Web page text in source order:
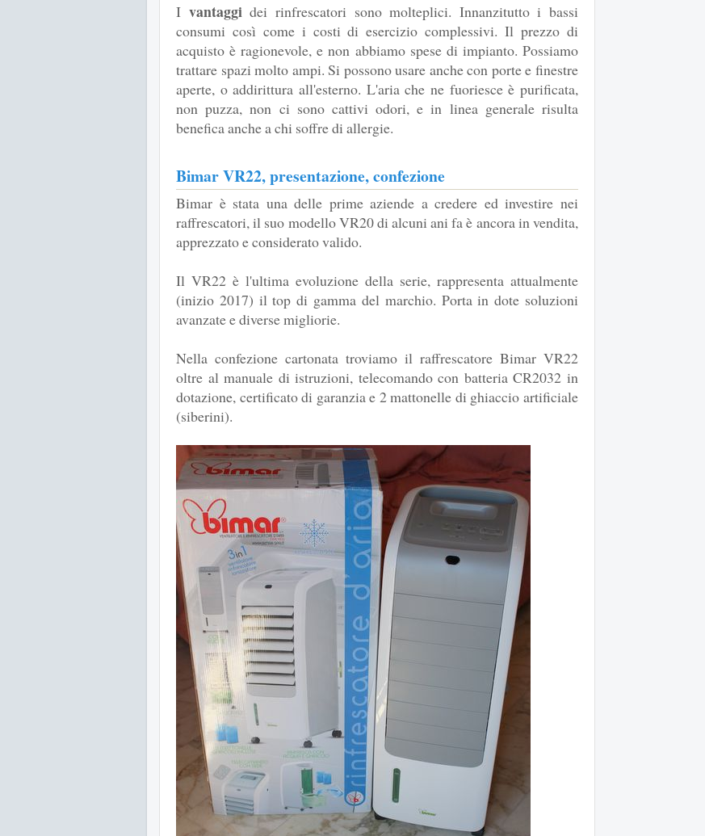
I vantaggidei rinfrescatori sono molteplici. Innanzitutto i bassi
consumi così come i costi di esercizio complessivi. Il prezzo di
acquisto è ragionevole, e non abbiamo spese di impianto. Possiamo
trattare spazi molto ampi. Si possono usare anche con porte e finestre
aperte, o addirittura all'esterno. L'aria che ne fuoriesce è purificata,
non puzza, non ci sono cattivi odori, e in linea generale risulta
benefica anche a chi soffre di allergie.
Bimar VR22, presentazione, confezione
Bimar è stata una delle prime aziende a credere ed investire nei
raffrescatori, il suo modello VR20 di alcuni ani fa è ancora in vendita,
apprezzato e considerato valido.
Il VR22 è l'ultima evoluzione della serie, rappresenta attualmente
(inizio 2017) il top di gamma del marchio. Porta in dote soluzioni
avanzate e diverse migliorie.
Nella confezione cartonata troviamo il raffrescatore Bimar VR22
oltre al manuale di istruzioni, telecomando con batteria CR2032 in
dotazione, certificato di garanzia e 2 mattonelle di ghiaccio artificiale
(siberini).